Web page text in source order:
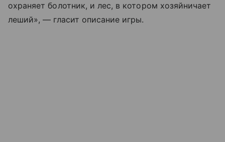
охраняет болотник, и лес, в котором хозяйничает
леший», — гласит описание игры.